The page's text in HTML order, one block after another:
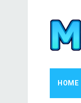
HOME